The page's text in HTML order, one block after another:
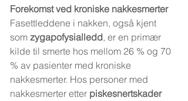
Forekomst ved kroniske nakkesmerter
Fasettleddene i nakken, også kjent
som zygapofysialledd, er en primær
kilde til smerte hos mellom 26 % og 70
% av pasienter med kroniske
nakkesmerter. Hos personer med
nakkesmerter etter piskesnertskader